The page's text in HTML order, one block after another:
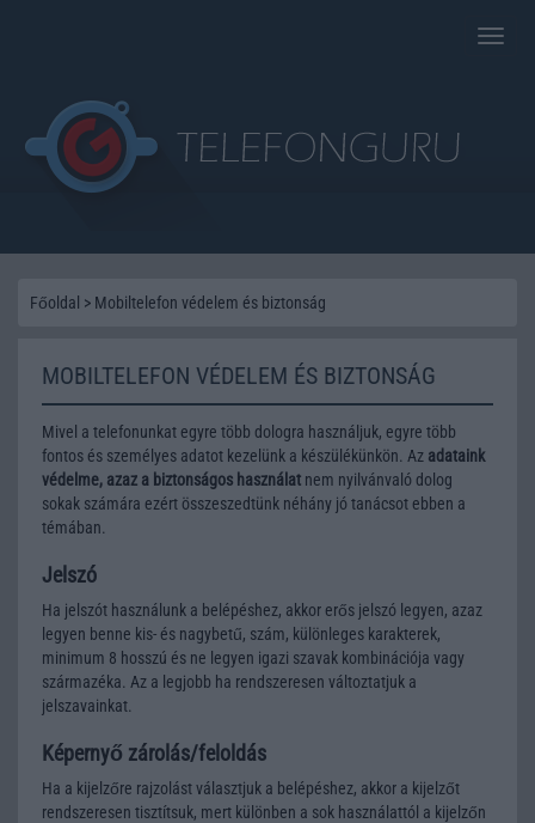
Toggle
Főoldal > Mobiltelefon védelem és biztonság
MOBILTELEFON VÉDELEM ÉS BIZTONSÁG
Mivel a telefonunkat egyre több dologra használjuk, egyre több
fontos és személyes adatot kezelünk a készülékünkön. Az adataink
védelme, azaz a biztonságos használat nem nyilvánvaló dolog
sokak számára ezért összeszedtünk néhány jó tanácsot ebben a
témában.
Jelszó
Ha jelszót használunk a belépéshez, akkor erős jelszó legyen, azaz
legyen benne kis- és nagybetű, szám, különleges karakterek,
minimum 8 hosszú és ne legyen igazi szavak kombinációja vagy
származéka. Az a legjobb ha rendszeresen változtatjuk a
jelszavainkat.
Képernyő zárolás/feloldás
Ha a kijelzőre rajzolást választjuk a belépéshez, akkor a kijelzőt
rendszeresen tisztítsuk, mert különben a sok használattól a kijelzőn